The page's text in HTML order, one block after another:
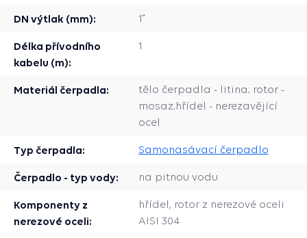
DN výtlak (mm): 1"
Délka přívodního
kabelu (m):
1
Materiál čerpadla:
tělo čerpadla - litina; rotor -
mosaz;hřídel - nerezavějící
ocel
Typ čerpadla: Samonasávací čerpadlo
Čerpadlo - typ vody: na pitnou vodu
Komponenty z
nerezové oceli:
hřídel, rotor z nerezové oceli
AISI 304